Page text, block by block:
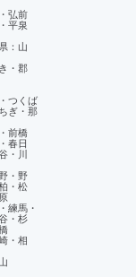
弘前
平泉
：山
・郡
つくば
ぎ・那
前橋
春日
・川
・野
・松
原
練馬・
・杉
・相
山